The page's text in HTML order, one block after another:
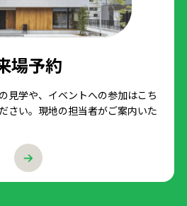
場予約
見学や、イベントへの参加はこち
さい。現地の担当者がご案内いた